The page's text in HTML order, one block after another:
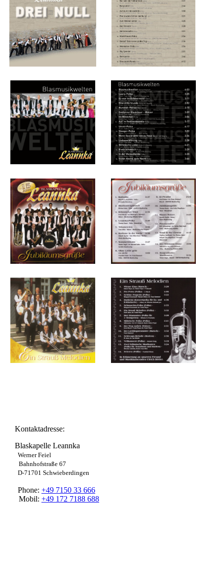
Kontaktadresse:
Blaskapelle Leannka
Werner Feiel
Bahnhofstraße 67
D-71701 Schwieberdingen
Phone: +49 7150 33 666
Mobil: +49 172 7188 688